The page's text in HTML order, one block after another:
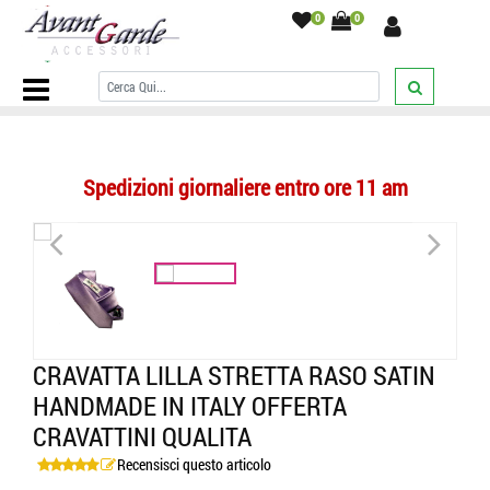
0 0
Home Page/CRAVATTE/Tinta unita/Cravatta lilla stretta raso satin
handmade in italy offerta cravattini qualita
Spedizioni giornaliere entro ore 11 am
< >
CRAVATTA LILLA STRETTA RASO SATIN
HANDMADE IN ITALY OFFERTA
CRAVATTINI QUALITA
Recensisci questo articolo